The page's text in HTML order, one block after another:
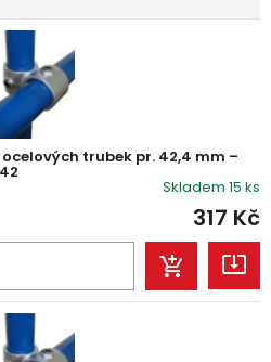
trubek pr. 42,4 mm –
Skladem 15 ks
317 Kč